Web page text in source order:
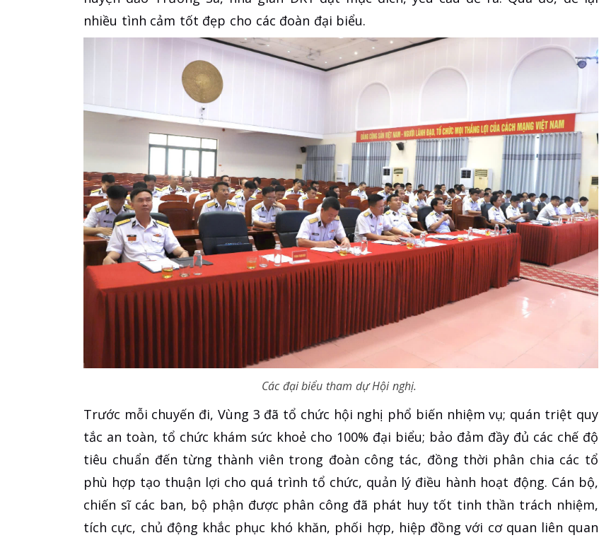
nhiều tình cảm tốt đẹp cho các đoàn đại biểu.
Các đại biểu tham dự Hội nghị.
Trước mỗi chuyến đi, Vùng 3 đã tổ chức hội nghị phổ biến nhiệm vụ; quán triệt quy
tắc an toàn, tổ chức khám sức khoẻ cho 100% đại biểu; bảo đảm đầy đủ các chế độ
tiêu chuẩn đến từng thành viên trong đoàn công tác, đồng thời phân chia các tổ
phù hợp tạo thuận lợi cho quá trình tổ chức, quản lý điều hành hoạt động. Cán bộ,
chiến sĩ các ban, bộ phận được phân công đã phát huy tốt tinh thần trách nhiệm,
tích cực, chủ động khắc phục khó khăn, phối hợp, hiệp đồng với cơ quan liên quan